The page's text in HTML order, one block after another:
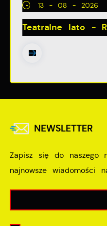
13 - 08 - 2026
Teatralne lato -
NEWSLETTER
Zapisz się do naszego
najnowsze wiadomości